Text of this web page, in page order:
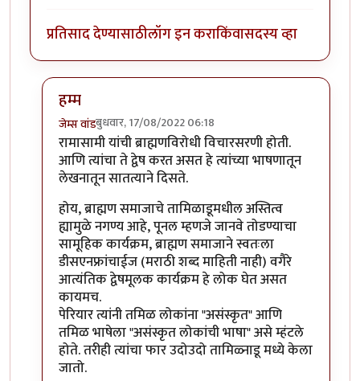
प्रतिसाद देण्यासाठीलॉग इन कराकिंवासदस्य व्हा
हम्म
जेम्स वांडबुधवार, 17/08/2022 06:18
In reply toनास्तिक पेरियार पुतळ्यावर केलेल्या टिप्पणी:
रामासामी यांची ब्राह्मणविरोधी विचारसरणी होती.
आणि त्यांचा ते द्वेष करत असत हे त्यांच्या भाषणातून
लेखनातून सातत्याने दिसते.
होय, ब्राह्मण समाजाचे तामिळाडूमधील अस्तित्व
ह्यामुळे नगण्य आहे, पूनल म्हणजे जानवे तोडण्याचा
सामूहिक कार्यक्रम, ब्राह्मण समाजाने स्वतःला
डीसएनफ्रांचाईज (मराठी शब्द माहिती नाही) वगैरे
आत्यंतिक द्वेषमूलक कार्यक्रम हे लोक घेत असत
कायमच.
पेरियार त्यांनी तमिळ लोकांना "असंस्कृत" आणि
तमिळ भाषेला "असंस्कृत लोकांची भाषा" असे म्हंटले
होते. तरीही त्यांचा फार उदोउदो तामिळ्नाडू मध्ये केला
जातो.